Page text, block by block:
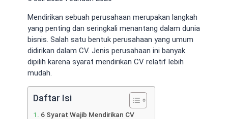
Mendirikan sebuah perusahaan merupakan langkah
yang penting dan seringkali menantang dalam dunia
bisnis. Salah satu bentuk perusahaan yang umum
didirikan dalam CV. Jenis perusahaan ini banyak
dipilih karena syarat mendirikan CV relatif lebih
mudah.
Daftar Isi
6 Syarat Wajib Mendirikan CV